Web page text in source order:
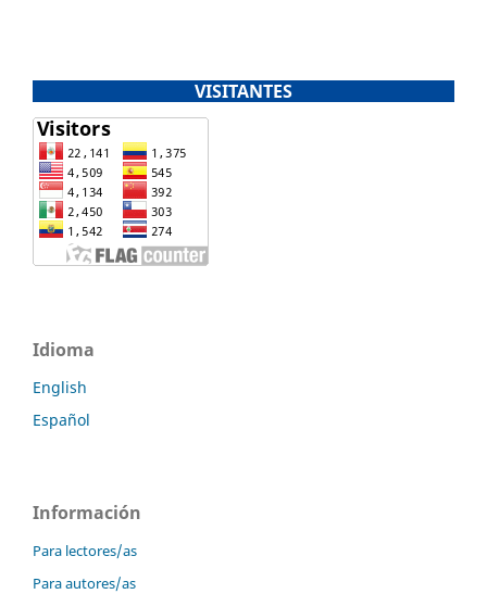
VISITANTES
Idioma
English
Español
Información
Para lectores/as
Para autores/as